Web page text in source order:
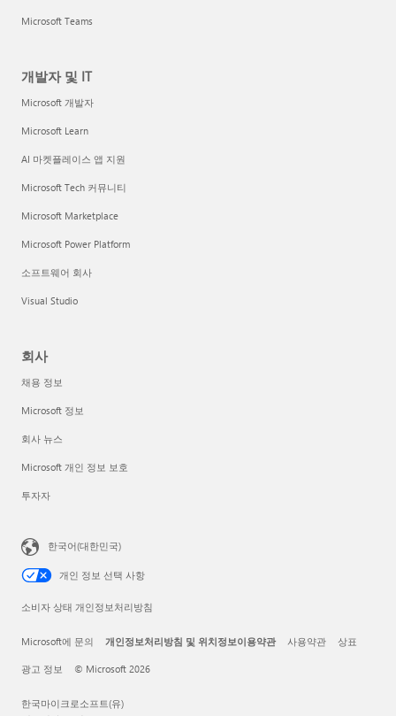
Microsoft Teams
개발자 및 IT
Microsoft 개발자
Microsoft Learn
AI 마켓플레이스 앱 지원
Microsoft Tech 커뮤니티
Microsoft Marketplace
Microsoft Power Platform
소프트웨어 회사
Visual Studio
회사
채용 정보
Microsoft 정보
회사 뉴스
Microsoft 개인 정보 보호
투자자
한국어(대한민국)
개인 정보 선택 사항
소비자 상태 개인정보처리방침
Microsoft에 문의 개인정보처리방침 및 위치정보이용약관 사용약관 상표
광고 정보 © Microsoft 2026
한국마이크로소프트(유)